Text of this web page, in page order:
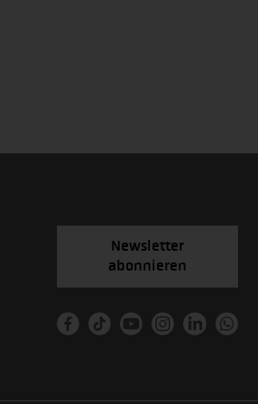
Newsletter
abonnieren